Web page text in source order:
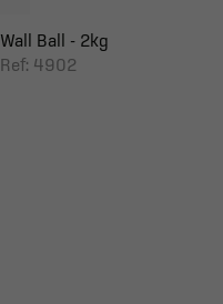
Wall Ball - 2kg
Ref: 4902